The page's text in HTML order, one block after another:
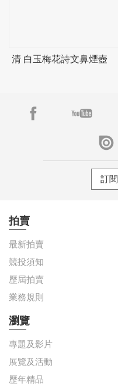
清 白玉梅花詩文鼻煙壺
訂
拍賣
最新拍賣
競投須知
歷屆拍賣
業務規則
瀏覽
專題及影片
展覽及活動
歷年精品